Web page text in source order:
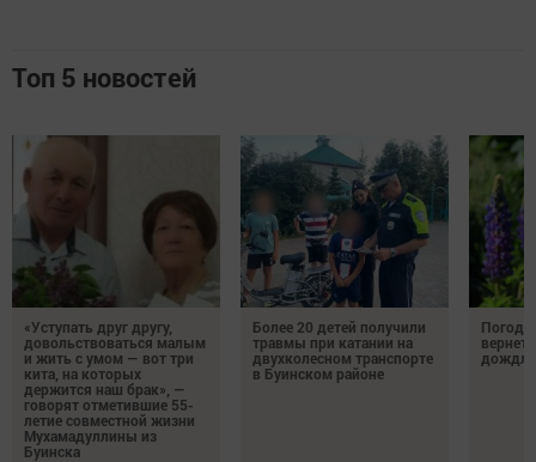
Топ 5 новостей
«Уступать друг другу,
довольствоваться малым
и жить с умом — вот три
кита, на которых
держится наш брак», —
говорят отметившие 55-
летие совместной жизни
Мухамадуллины из
Буинска
Более 20 детей получили
травмы при катании на
двухколесном транспорте
в Буинском районе
Погода